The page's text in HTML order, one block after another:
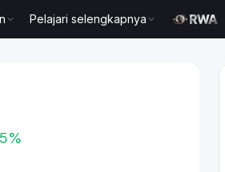
Pelajari selengkapnya